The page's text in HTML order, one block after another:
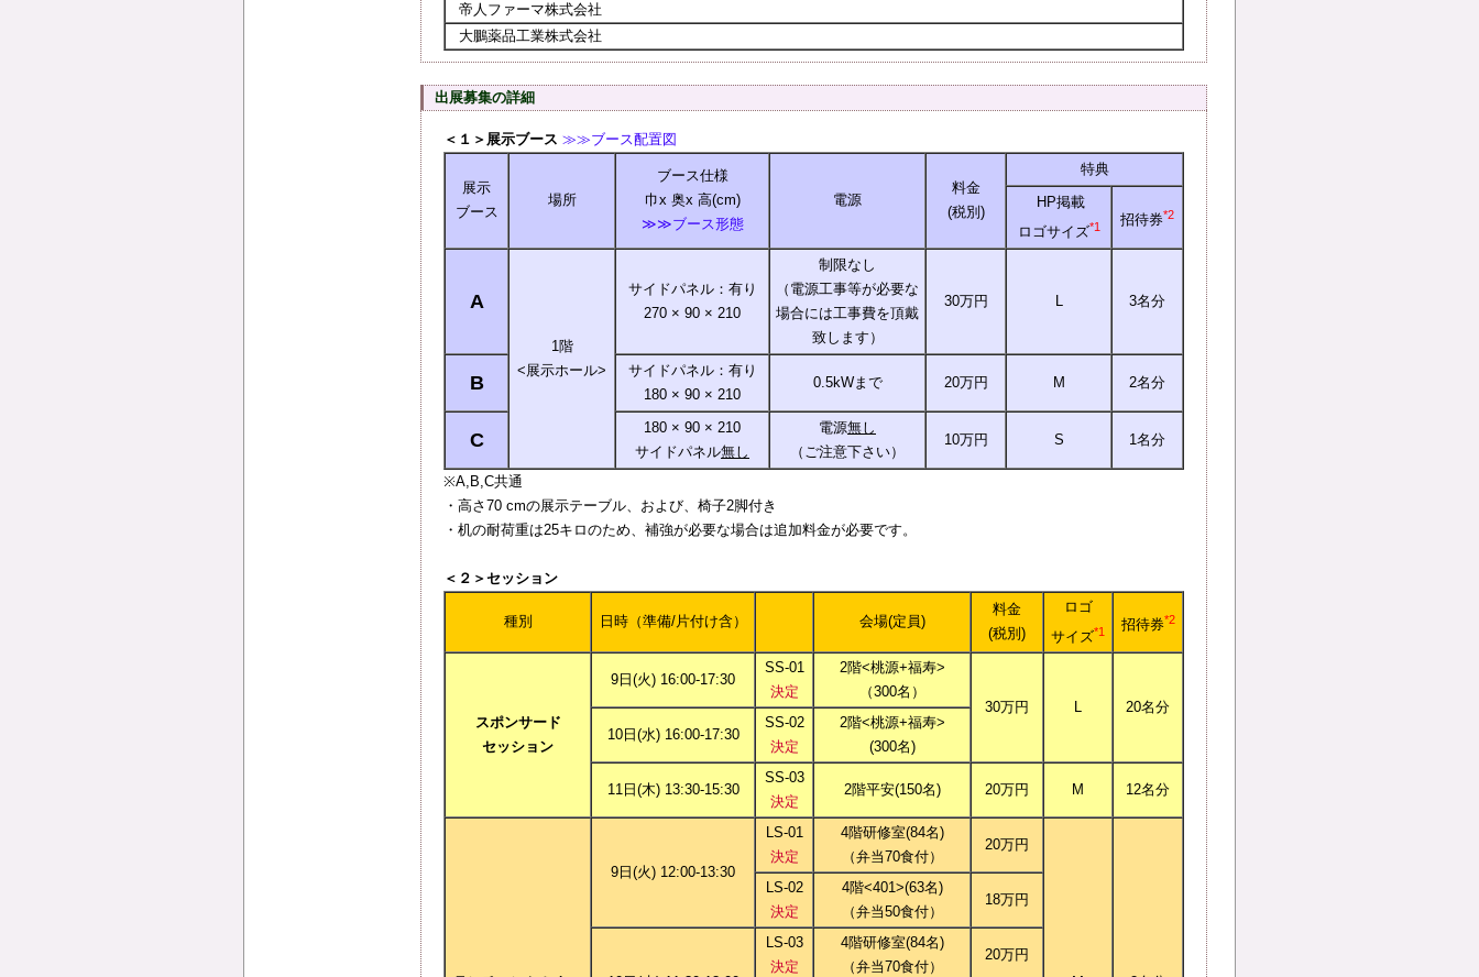
帝人ファーマ株式会社
大鵬薬品工業株式会社
出展募集の詳細
＜１＞展示ブース ≫≫ブース配置図
展示
ブース
場所
ブース仕様
巾x 奥x 高(cm)
≫≫ブース形態
電源
料金
(税別)
特典
HP掲載
ロゴサイズ*1 招待券*2
A
1階
<展示ホール>
サイドパネル：有り
270 × 90 × 210
制限なし
（電源工事等が必要な
場合には工事費を頂戴
致します）
30万円 L 3名分
B
サイドパネル：有り
180 × 90 × 210
0.5kWまで 20万円 M 2名分
C
180 × 90 × 210
サイドパネル無し
電源無し
（ご注意下さい）
10万円 S 1名分
※A,B,C共通
・高さ70 cmの展示テーブル、および、椅子2脚付き
・机の耐荷重は25キロのため、補強が必要な場合は追加料金が必要です。
＜２＞セッション
種別 日時（準備/片付け含） 会場(定員)
料金
(税別)
ロゴ
サイズ*1 招待券*2
スポンサード
セッション
9日(火) 16:00-17:30
SS-01
決定
2階<桃源+福寿>
（300名）
30万円
L
20名分
10日(水) 16:00-17:30
SS-02
決定
2階<桃源+福寿>
(300名)
11日(木) 13:30-15:30
SS-03
決定
2階平安(150名) 20万円 M 12名分
9日(火) 12:00-13:30
LS-01
決定
4階研修室(84名)
（弁当70食付）
20万円
LS-02
決定
4階<401>(63名)
（弁当50食付）
18万円
LS-03
決定
4階研修室(84名)
（弁当70食付）
20万円